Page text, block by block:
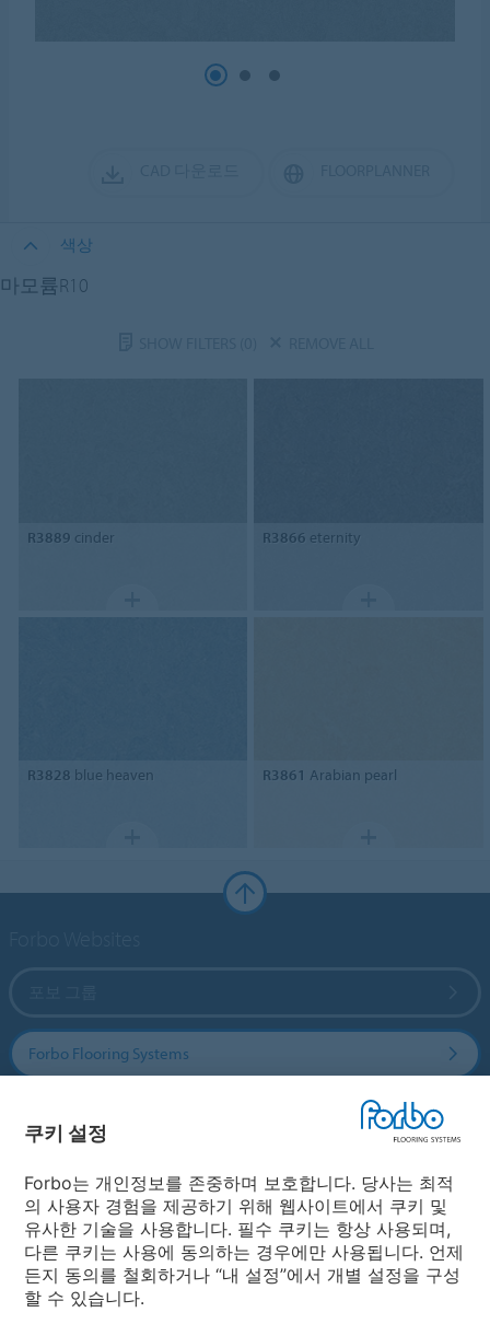
색상
마모륨R10
R3889 cinder R3866 eternity
R3828 blue heaven R3861 Arabian pearl
Forbo Flooring Systems
국가
국가 선택
쿠키 설정
Forbo는 개인정보를 존중하며 보호합니다. 당사는 최적
의 사용자 경험을 제공하기 위해 웹사이트에서 쿠키 및
유사한 기술을 사용합니다. 필수 쿠키는 항상 사용되며,
다른 쿠키는 사용에 동의하는 경우에만 사용됩니다. 언제
든지 동의를 철회하거나 “내 설정”에서 개별 설정을 구성
할 수 있습니다.